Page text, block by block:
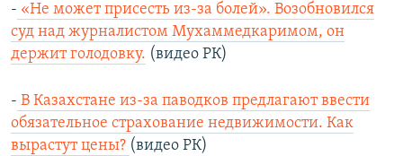
- «Не может присесть из-за болей». Возобновился
суд над журналистом Мухаммедкаримом, он
держит голодовку. (видео РК)
- В Казахстане из-за паводков предлагают ввести
обязательное страхование недвижимости. Как
вырастут цены? (видео РК)